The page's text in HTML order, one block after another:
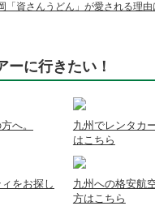
「資さんうどん」が愛される理由
ーに行きたい！
へ。
九州でレンタカ
はこちら
をお探し
九州への格安航
方はこちら